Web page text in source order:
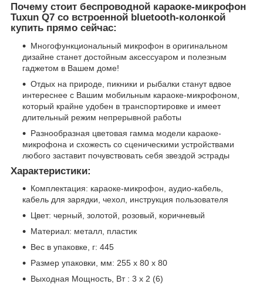
Почему стоит беспроводной караоке-микрофон
Tuxun Q7 со встроенной bluetooth-колонкой
купить прямо сейчас:
Многофункциональный микрофон в оригинальном
дизайне станет достойным аксессуаром и полезным
гаджетом в Вашем доме!
Отдых на природе, пикники и рыбалки станут вдвое
интереснее с Вашим мобильным караоке-микрофоном,
который крайне удобен в транспортировке и имеет
длительный режим непрерывной работы
Разнообразная цветовая гамма модели караоке-
микрофона и схожесть со сценическими устройствами
любого заставит почувствовать себя звездой эстрады
Характеристики:
Комплектация: караоке-микрофон, аудио-кабель,
кабель для зарядки, чехол, инструкция пользователя
Цвет: черный, золотой, розовый, коричневый
Материал: металл, пластик
Вес в упаковке, г: 445
Размер упаковки, мм: 255 х 80 х 80
Выходная Мощность, Вт : 3 х 2 (6)